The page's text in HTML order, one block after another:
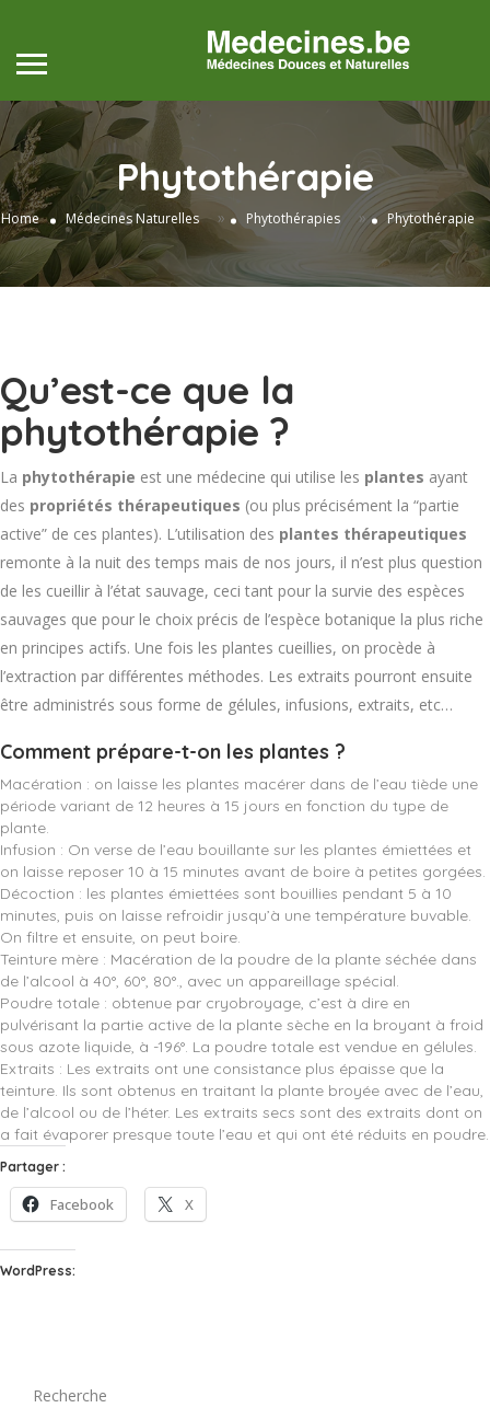
Phytothérapie
Home Médecines Naturelles » Phytothérapies » Phytothérapie
Qu’est-ce que la
phytothérapie ?
La phytothérapie est une médecine qui utilise les plantes ayant
des propriétés thérapeutiques (ou plus précisément la “partie
active” de ces plantes). L’utilisation des plantes thérapeutiques
remonte à la nuit des temps mais de nos jours, il n’est plus question
de les cueillir à l’état sauvage, ceci tant pour la survie des espèces
sauvages que pour le choix précis de l’espèce botanique la plus riche
en principes actifs. Une fois les plantes cueillies, on procède à
l’extraction par différentes méthodes. Les extraits pourront ensuite
être administrés sous forme de gélules, infusions, extraits, etc…
Comment prépare-t-on les plantes ?
Macération : on laisse les plantes macérer dans de l’eau tiède une
période variant de 12 heures à 15 jours en fonction du type de
plante.
Infusion : On verse de l’eau bouillante sur les plantes émiettées et
on laisse reposer 10 à 15 minutes avant de boire à petites gorgées.
Décoction : les plantes émiettées sont bouillies pendant 5 à 10
minutes, puis on laisse refroidir jusqu’à une température buvable.
On filtre et ensuite, on peut boire.
Teinture mère : Macération de la poudre de la plante séchée dans
de l’alcool à 40°, 60°, 80°., avec un appareillage spécial.
Poudre totale : obtenue par cryobroyage, c’est à dire en
pulvérisant la partie active de la plante sèche en la broyant à froid
sous azote liquide, à -196°. La poudre totale est vendue en gélules.
Extraits : Les extraits ont une consistance plus épaisse que la
teinture. Ils sont obtenus en traitant la plante broyée avec de l’eau,
de l’alcool ou de l’héter. Les extraits secs sont des extraits dont on
a fait évaporer presque toute l’eau et qui ont été réduits en poudre.
Partager :
Facebook X
WordPress:
Recherche